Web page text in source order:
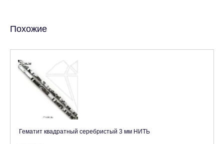
Похожие
Гематит квадратный серебристый 3 мм НИТЬ